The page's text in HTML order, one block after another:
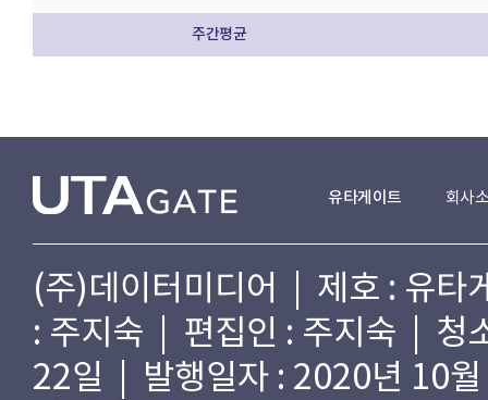
주간평균
유타게이트 회사
(주)데이터미디어 | 제호 : 유
: 주지숙 | 편집인 : 주지숙 | 청
22일 | 발행일자 : 2020년 10